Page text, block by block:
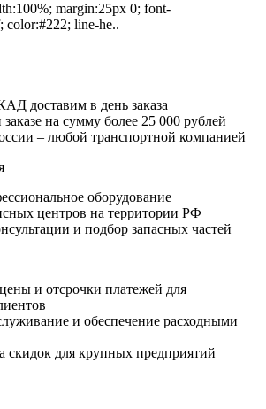
margin:25px 0; font-
color:#222; line-he..
доставим в день заказа
на сумму более 25 000 рублей
– любой транспортной компанией
оборудование
центров на территории РФ
и подбор запасных частей
и отсрочки платежей для
и обеспечение расходными
скидок для крупных предприятий